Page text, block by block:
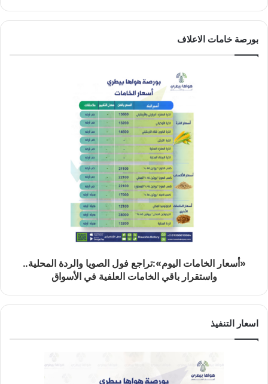
بورصة خامات الاعلاف
«أسعار الخامات اليوم»:تراجع فول الصويا والردة المحلية..
واستقرار باقي الخامات العلفية في الأسواق
اسعار التنفيذ